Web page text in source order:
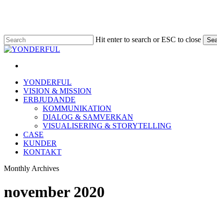
content
Hit enter to search or ESC to close
Close
Menu
Menu
YONDERFUL
VISION & MISSION
ERBJUDANDE
KOMMUNIKATION
DIALOG & SAMVERKAN
VISUALISERING & STORYTELLING
CASE
KUNDER
KONTAKT
Monthly Archives
november 2020